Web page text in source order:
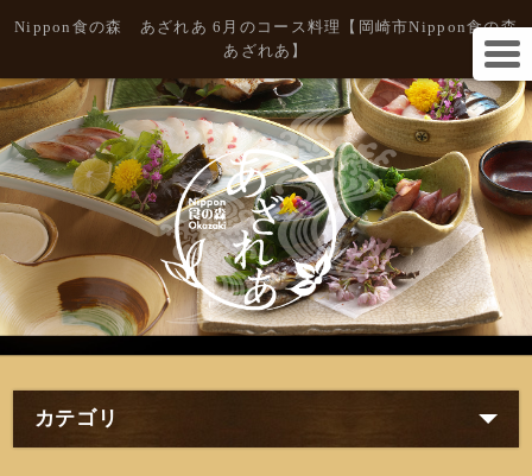
Nippon食の森 あざれあ 6月のコース料理【岡崎市Nippon食の森
あざれあ】
カテゴリ